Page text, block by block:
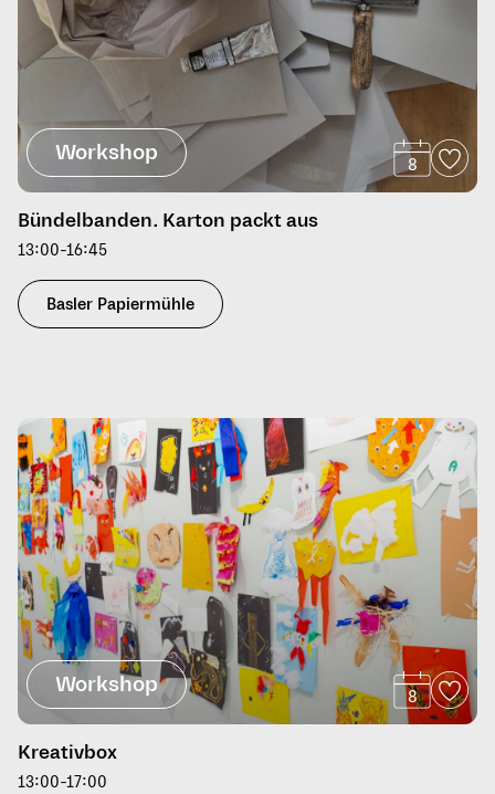
Workshop 8
Bündelbanden. Karton packt aus
13:00-16:45
Basler Papiermühle
Workshop 8
Kreativbox
13:00-17:00